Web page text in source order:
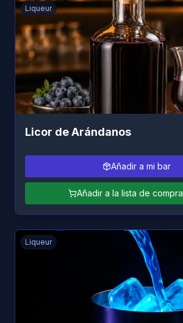
Liqueur
Licor de Arándanos
Añadir a mi bar
Añadir a la lista de compra
Liqueur